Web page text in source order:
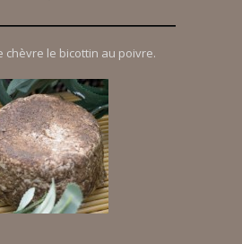
chèvre le bicottin au poivre.